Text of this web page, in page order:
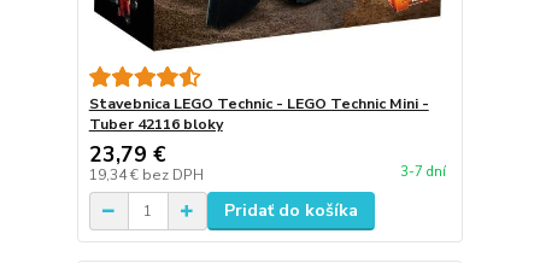
Stavebnica LEGO Technic - LEGO Technic Mini -
Tuber 42116 bloky
23,79 €
19,34 € bez DPH 3-7 dní
Pridať do košíka